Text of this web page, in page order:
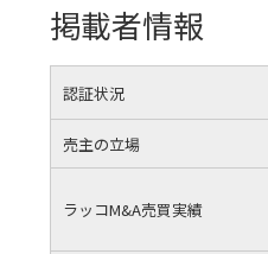
掲載者情報
認証状況
売主の立場
ラッコM&A売買実績